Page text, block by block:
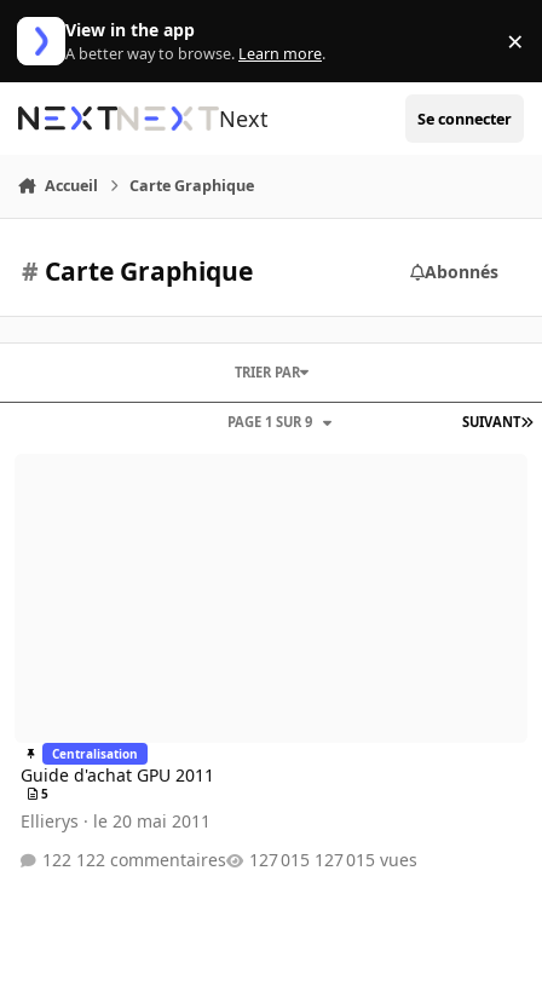
Aller au contenu
View in the app
A better way to browse. Learn more. ×
Next Se connecter
Accueil Carte Graphique
# Carte Graphique Abonnés
SUIVANT
PAGE 1 SUR 9
TRIER PAR
Centralisation
Guide d'achat GPU 2011
5
Ellierys · le 20 mai 2011
122 commentaires
127 015 vues